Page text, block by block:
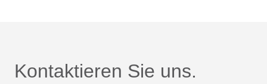
Kontaktieren Sie uns.